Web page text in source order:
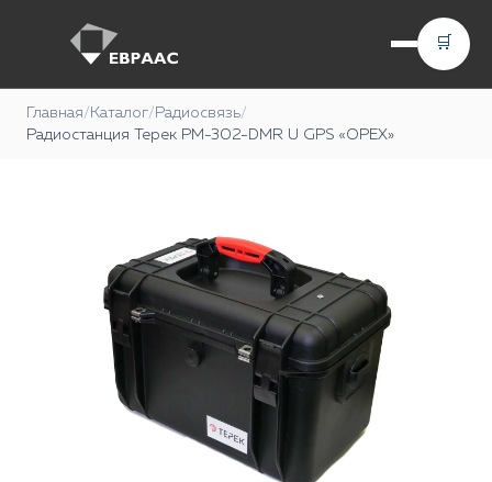
🛒
Главная/ Каталог/ Радиосвязь/
Радиостанция Терек РМ-302-DMR U GPS «ОРЕХ»